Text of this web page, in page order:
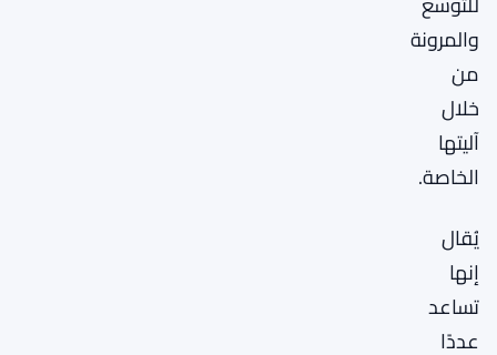
والمرونة
من
خلال
آليتها
الخاصة.
يُقال
إنها
تساعد
عددًا